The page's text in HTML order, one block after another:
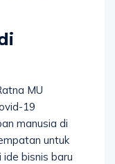
MU
19
manusia di
untuk
bisnis baru